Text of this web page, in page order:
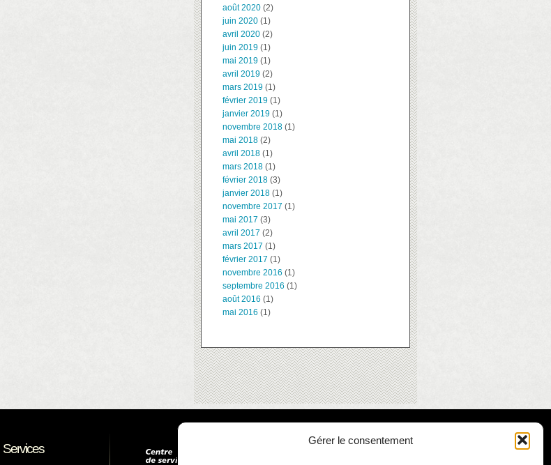
Gérer le consentement
août 2020 (2)
juin 2020 (1)
avril 2020 (2)
juin 2019 (1)
mai 2019 (1)
avril 2019 (2)
mars 2019 (1)
février 2019 (1)
janvier 2019 (1)
novembre 2018 (1)
mai 2018 (2)
avril 2018 (1)
mars 2018 (1)
février 2018 (3)
janvier 2018 (1)
novembre 2017 (1)
mai 2017 (3)
avril 2017 (2)
mars 2017 (1)
février 2017 (1)
novembre 2016 (1)
septembre 2016 (1)
août 2016 (1)
mai 2016 (1)
Services